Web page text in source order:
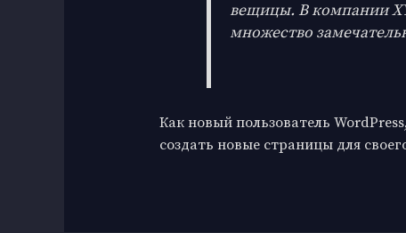
вещицы. В компании
множество
Как новый пользователь
создать новые страницы для